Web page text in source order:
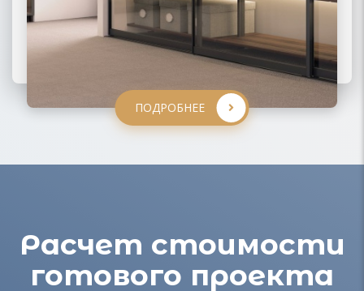
ПОДРОБНЕЕ
ПОДРОБНЕЕ
ПОДРОБНЕЕ
Расчет стоимости
готового проекта